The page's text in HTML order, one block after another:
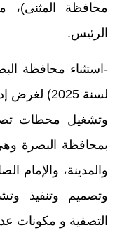
محافظة المثنى)،
الرئيس.
لسنة 2025)
بمحافظة البصرة
والمدينة، والإمام
وتصميم وتنفيذ
التصفية و مكونات عدد (4) للأعمال